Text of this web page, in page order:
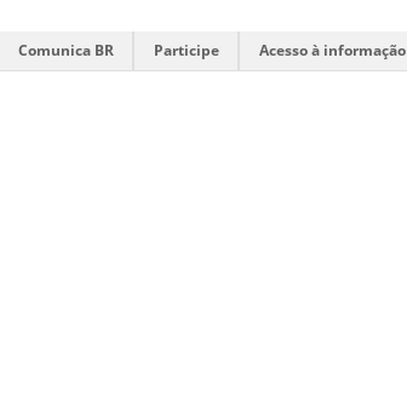
Comunica BR Participe Acesso à informação